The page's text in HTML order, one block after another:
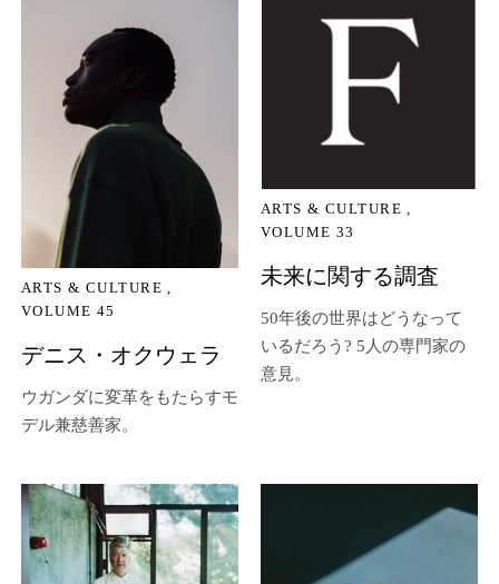
ARTS & CULTURE
VOLUME 45
デニス・オクウェラ
ウガンダに変革をもたらすモ
デル兼慈善家。
ARTS & CULTURE
VOLUME 33
未来に関する調査
50年後の世界はどうなって
いるだろう? 5人の専門家の
意見。